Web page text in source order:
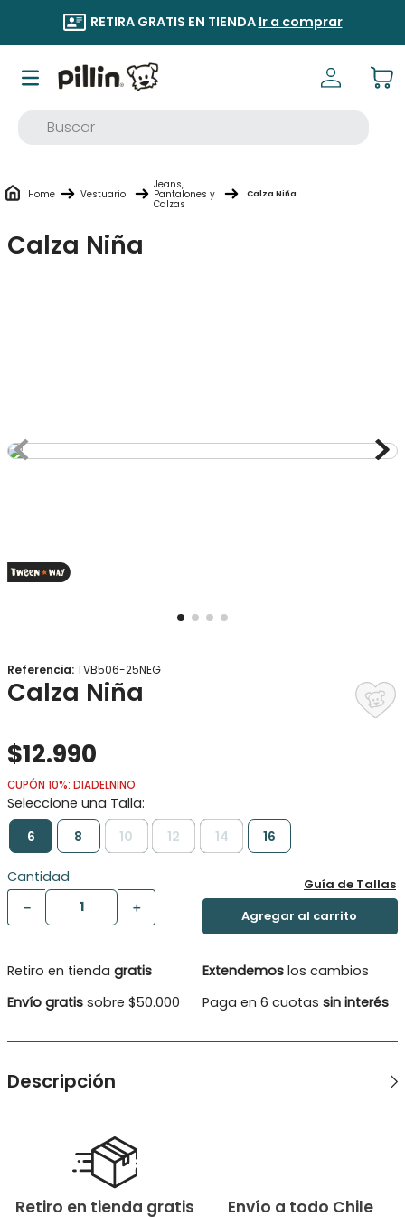
RETIRA GRATIS EN TIENDA Ir a comprar
Vestuario
Jeans,
Pantalones y
Calzas
Calza Niña
Calza Niña
Referencia:TVB506-25NEG
Calza Niña
$12.990
CUPÓN 10%: DIADELNINO
6 8 10 12 14 16
Cantidad
＋
－
Guía de Tallas
Retiro en tienda gratis
Envío gratis sobre $50.000
Extendemos los cambios
Paga en 6 cuotas sin interés
Descripción
siendo ideal para días fríos. La simplicidad de su diseño la
hace versátil y fácil de combinar con una variedad de
atuendos. Una característica distintiva de esta calza es la
aplicación de botones de decoración en la tela, èstos le dan
un toque de estilo y sofisticación, pasando a ser una prenda
Retiro en tienda gratis Envío a todo Chile
1.
buzo
9.
panty